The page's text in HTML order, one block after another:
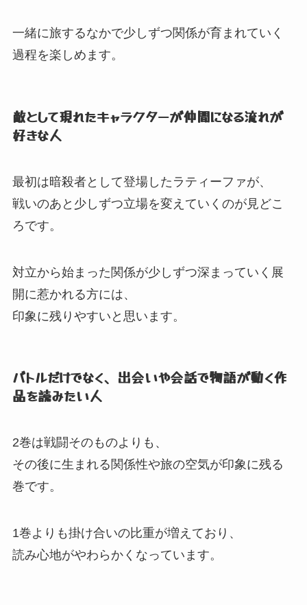
一緒に旅するなかで少しずつ関係が育まれていく
過程を楽しめます。
敵として現れたキャラクターが仲間になる流れが
好きな人
最初は暗殺者として登場したラティーファが、
戦いのあと少しずつ立場を変えていくのが見どこ
ろです。
対立から始まった関係が少しずつ深まっていく展
開に惹かれる方には、
印象に残りやすいと思います。
バトルだけでなく、 出会いや会話で物語が動く作
品を読みたい人
2巻は戦闘そのものよりも、
その後に生まれる関係性や旅の空気が印象に残る
巻です。
1巻よりも掛け合いの比重が増えており、
読み心地がやわらかくなっています。